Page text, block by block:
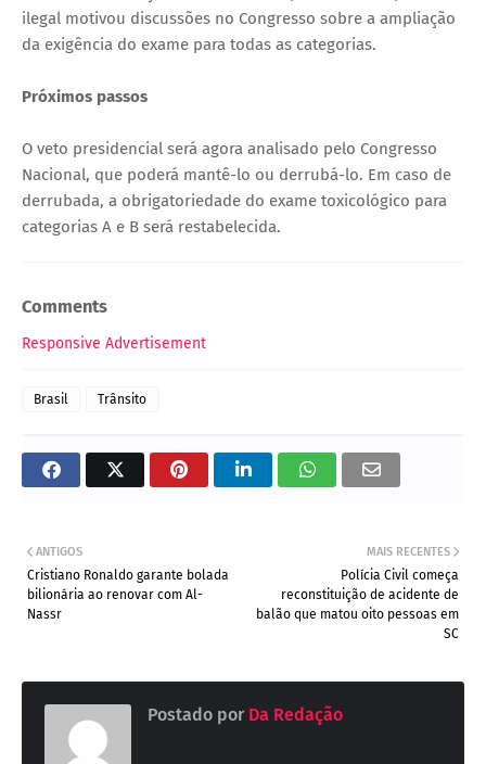
ilegal motivou discussões no Congresso sobre a ampliação
da exigência do exame para todas as categorias.
Próximos passos
O veto presidencial será agora analisado pelo Congresso
Nacional, que poderá mantê-lo ou derrubá-lo. Em caso de
derrubada, a obrigatoriedade do exame toxicológico para
categorias A e B será restabelecida.
Comments
Responsive Advertisement
Brasil Trânsito
MAIS RECENTES
Polícia Civil começa
reconstituição de acidente de
balão que matou oito pessoas em
SC
ANTIGOS
Cristiano Ronaldo garante bolada
bilionária ao renovar com Al-
Nassr
Postado por Da Redação